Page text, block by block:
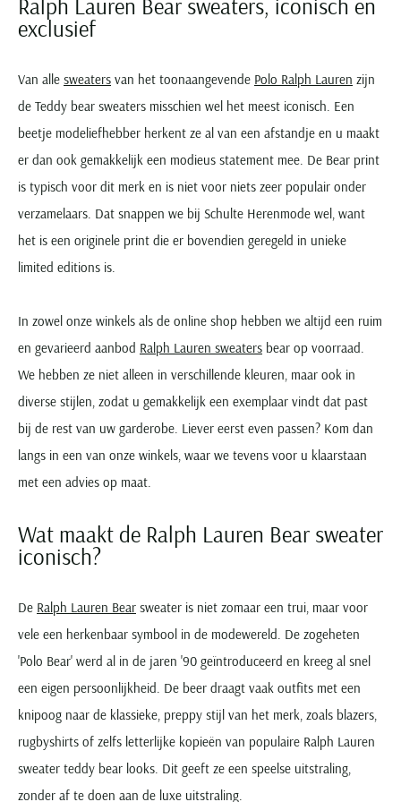
Seidensticker
Slater
Thomas Maine
Tommy Hilfiger
Tramarossa
Vanguard
William Lockie
Xacus
Alle merken
exclusief
Van alle sweaters van het toonaangevende Polo Ralph Lauren zijn
de Teddy bear sweaters misschien wel het meest iconisch. Een
beetje modeliefhebber herkent ze al van een afstandje en u maakt
er dan ook gemakkelijk een modieus statement mee. De Bear print
is typisch voor dit merk en is niet voor niets zeer populair onder
verzamelaars. Dat snappen we bij Schulte Herenmode wel, want
het is een originele print die er bovendien geregeld in unieke
limited editions is.
In zowel onze winkels als de online shop hebben we altijd een ruim
en gevarieerd aanbod Ralph Lauren sweaters bear op voorraad.
We hebben ze niet alleen in verschillende kleuren, maar ook in
diverse stijlen, zodat u gemakkelijk een exemplaar vindt dat past
bij de rest van uw garderobe. Liever eerst even passen? Kom dan
langs in een van onze winkels, waar we tevens voor u klaarstaan
met een advies op maat.
Wat maakt de Ralph Lauren Bear sweater
iconisch?
De Ralph Lauren Bear sweater is niet zomaar een trui, maar voor
vele een herkenbaar symbool in de modewereld. De zogeheten
'Polo Bear' werd al in de jaren '90 geïntroduceerd en kreeg al snel
een eigen persoonlijkheid. De beer draagt vaak outfits met een
knipoog naar de klassieke, preppy stijl van het merk, zoals blazers,
rugbyshirts of zelfs letterlijke kopieën van populaire Ralph Lauren
sweater teddy bear looks. Dit geeft ze een speelse uitstraling,
zonder af te doen aan de luxe uitstraling.